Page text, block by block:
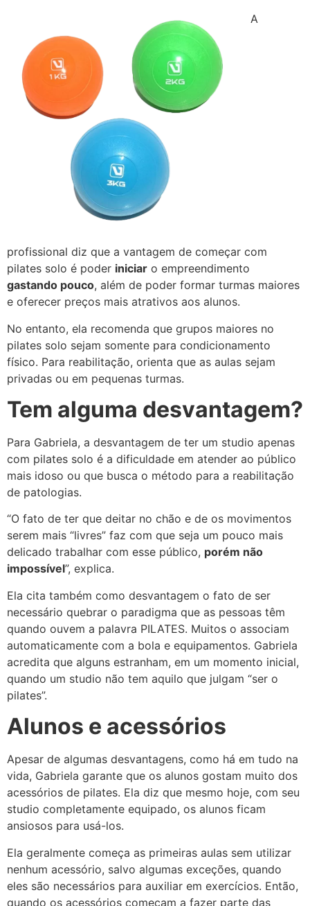
A
profissional diz que a vantagem de começar com
pilates solo é poder iniciar o empreendimento
gastando pouco, além de poder formar turmas maiores
e oferecer preços mais atrativos aos alunos.
No entanto, ela recomenda que grupos maiores no
pilates solo sejam somente para condicionamento
físico. Para reabilitação, orienta que as aulas sejam
privadas ou em pequenas turmas.
Tem alguma desvantagem?
Para Gabriela, a desvantagem de ter um studio apenas
com pilates solo é a dificuldade em atender ao público
mais idoso ou que busca o método para a reabilitação
de patologias.
“O fato de ter que deitar no chão e de os movimentos
serem mais “livres” faz com que seja um pouco mais
delicado trabalhar com esse público, porém não
impossível”, explica.
Ela cita também como desvantagem o fato de ser
necessário quebrar o paradigma que as pessoas têm
quando ouvem a palavra PILATES. Muitos o associam
automaticamente com a bola e equipamentos. Gabriela
acredita que alguns estranham, em um momento inicial,
quando um studio não tem aquilo que julgam “ser o
pilates”.
Alunos e acessórios
Apesar de algumas desvantagens, como há em tudo na
vida, Gabriela garante que os alunos gostam muito dos
acessórios de pilates. Ela diz que mesmo hoje, com seu
studio completamente equipado, os alunos ficam
ansiosos para usá-los.
Ela geralmente começa as primeiras aulas sem utilizar
nenhum acessório, salvo algumas exceções, quando
eles são necessários para auxiliar em exercícios. Então,
quando os acessórios começam a fazer parte das